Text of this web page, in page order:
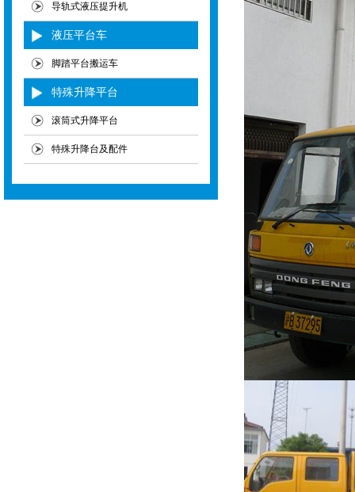
导轨式液压提升机
液压平台车
脚踏平台搬运车
特殊升降平台
滚筒式升降平台
特殊升降台及配件